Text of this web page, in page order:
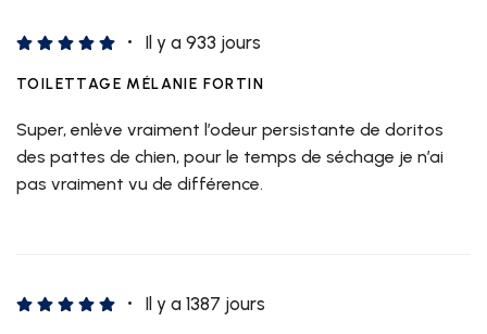
Il y a 933 jours
TOILETTAGE MÉLANIE FORTIN
Super, enlève vraiment l’odeur persistante de doritos
des pattes de chien, pour le temps de séchage je n’ai
pas vraiment vu de différence.
Il y a 1387 jours